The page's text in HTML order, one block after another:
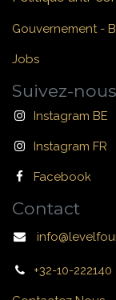
Gouvernement -
Jobs
Suivez-nous
Instagram BE
Instagram FR
Facebook
Contact
+32-10-222140